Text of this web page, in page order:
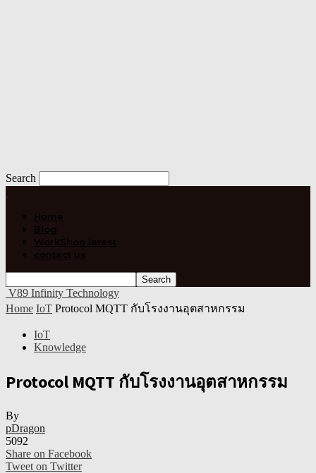
Search
Home
Blog
WorkShop latest
contact us
V89 Infinity Technology
Home IoT Protocol MQTT กับโรงงานอุตสาหกรรม
IoT
Knowledge
Protocol MQTT กับโรงงานอุตสาหกรรม
By
pDragon
5092
Share on Facebook
Tweet on Twitter